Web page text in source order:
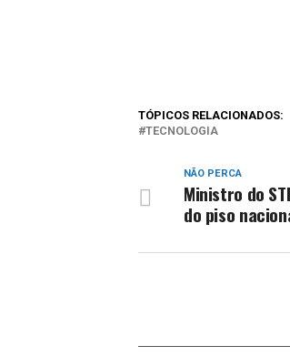
TÓPICOS RELACIONADOS:
TECNOLOGIA
NÃO PERCA
Ministro do
do piso